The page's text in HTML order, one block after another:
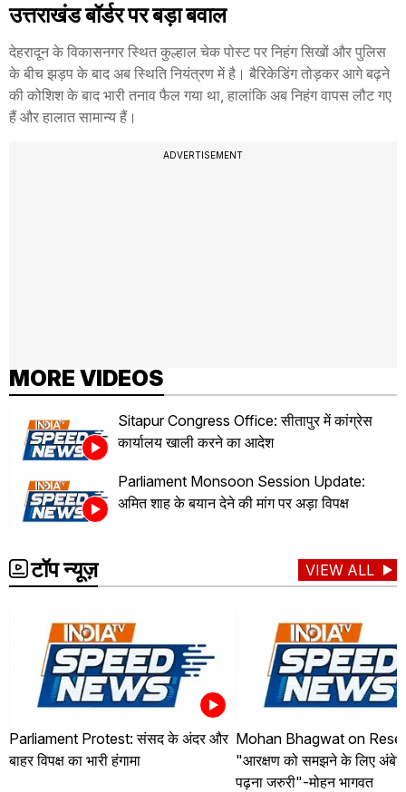
उत्तराखंड बॉर्डर पर बड़ा बवाल
देहरादून के विकासनगर स्थित कुल्हाल चेक पोस्ट पर निहंग सिखों और पुलिस
के बीच झड़प के बाद अब स्थिति नियंत्रण में है। बैरिकेडिंग तोड़कर आगे बढ़ने
की कोशिश के बाद भारी तनाव फैल गया था, हालांकि अब निहंग वापस लौट गए
हैं और हालात सामान्य हैं।
ADVERTISEMENT
MORE VIDEOS
Sitapur Congress Office: सीतापुर में कांग्रेस
कार्यालय खाली करने का आदेश
Parliament Monsoon Session Update:
अमित शाह के बयान देने की मांग पर अड़ा विपक्ष
टॉप न्यूज़ VIEW ALL
Parliament Protest: संसद के अंदर और
बाहर विपक्ष का भारी हंगामा
Mohan Bhagwat on
"आरक्षण को समझने के लिए
पढ़ना जरुरी"-मोहन भागवत